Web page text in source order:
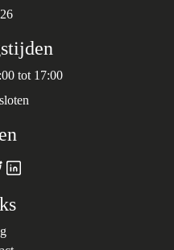
tot 17:00